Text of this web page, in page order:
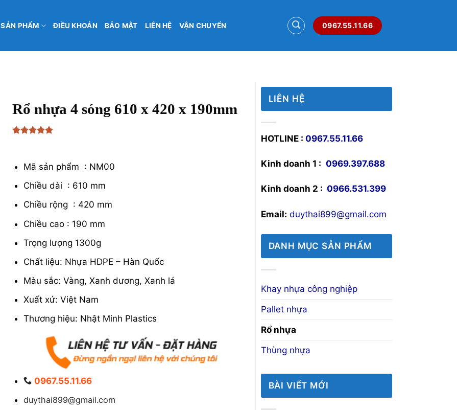
SẢN PHẨM ĐIỀU KHOẢN BẢO MẬT LIÊN HỆ VẬN CHUYỂN 0967.55.11.66
LIÊN HỆ
HOTLINE : 0967.55.11.66
Kinh doanh 1 : 0969.397.688
Kinh doanh 2 : 0966.531.399
Email: duythai899@gmail.com
DANH MỤC SẢN PHẨM
Khay nhựa công nghiệp
Pallet nhựa
Rổ nhựa
Thùng nhựa
BÀI VIẾT MỚI
Rổ nhựa 4 sóng 610 x 420 x 190mm
Mã sản phẩm : NM00
Chiều dài : 610 mm
Chiều rộng : 420 mm
Chiều cao : 190 mm
Trọng lượng 1300g
Chất liệu: Nhựa HDPE – Hàn Quốc
Màu sắc: Vàng, Xanh dương, Xanh lá
Xuất xứ: Việt Nam
Thương hiệu: Nhật Minh Plastics
0967.55.11.66
duythai899@gmail.com